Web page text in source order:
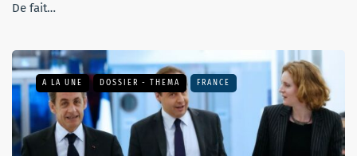
De fait…
A LA UNE DOSSIER - THEMA FRANCE